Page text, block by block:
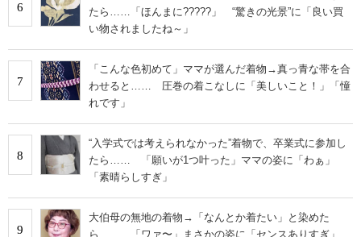
6
たら……「ほんまに?????」 “驚きの光景”に「良い買
い物されましたね～」
7
「こんな色初めて」ママが選んだ着物→真っ青な帯を合
わせると…… 圧巻の着こなしに「美しいこと！」「憧
れです」
8
“入学式では考えられなかった”着物で、卒業式に参加し
たら…… 「願いが1つ叶った」ママの姿に「わぁ」
「素晴らしすぎ」
9
大伯母の無地の着物→「なんとか着たい」と染めた
ら…… 「ワァ〜」まさかの姿に「センスありすぎ」